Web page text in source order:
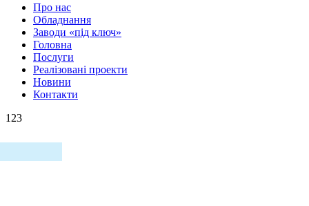
Про нас
Обладнання
Заводи «під ключ»
Головна
Послуги
Реалізовані проекти
Новини
Контакти
123